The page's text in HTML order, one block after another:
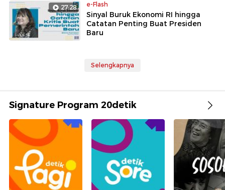
27:28 e-Flash
Sinyal Buruk Ekonomi RI hingga
Catatan Penting Buat Presiden
Baru
Selengkapnya
Signature Program 20detik